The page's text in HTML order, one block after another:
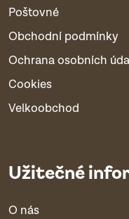
Poštovné
Obchodní podmínky
Ochrana osobních
Cookies
Velkoobchod
Užitečné
O nás